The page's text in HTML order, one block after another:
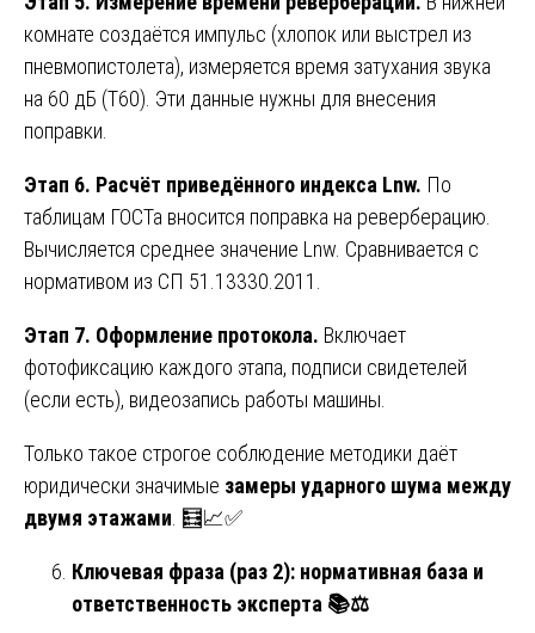
комнате создаётся импульс (хлопок или выстрел из
пневмопистолета), измеряется время затухания звука
на 60 дБ (Т60). Эти данные нужны для внесения
поправки.
Этап 6. Расчёт приведённого индекса Lnw. По
таблицам ГОСТа вносится поправка на реверберацию.
Вычисляется среднее значение Lnw. Сравнивается с
нормативом из СП 51.13330.2011.
Этап 7. Оформление протокола. Включает
фотофиксацию каждого этапа, подписи свидетелей
(если есть), видеозапись работы машины.
Только такое строгое соблюдение методики даёт
юридически значимые замеры ударного шума между
двумя этажами. 🧮📈✅
Ключевая фраза (раз 2): нормативная база и
ответственность эксперта 📚⚖️